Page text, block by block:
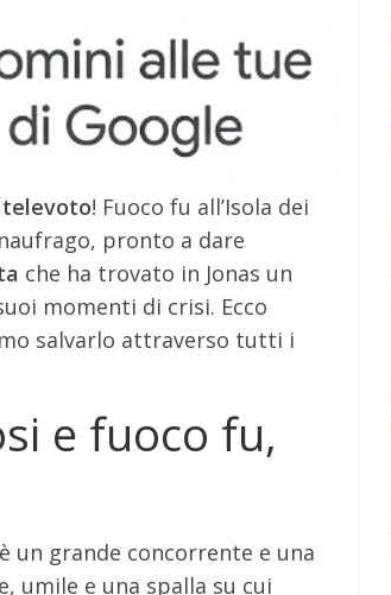
! Fuoco fu all’Isola dei
pronto a dare
che ha trovato in Jonas un
momenti di crisi. Ecco
salvarlo attraverso tutti i
e fuoco fu,
un grande concorrente e una
umile e una spalla su cui